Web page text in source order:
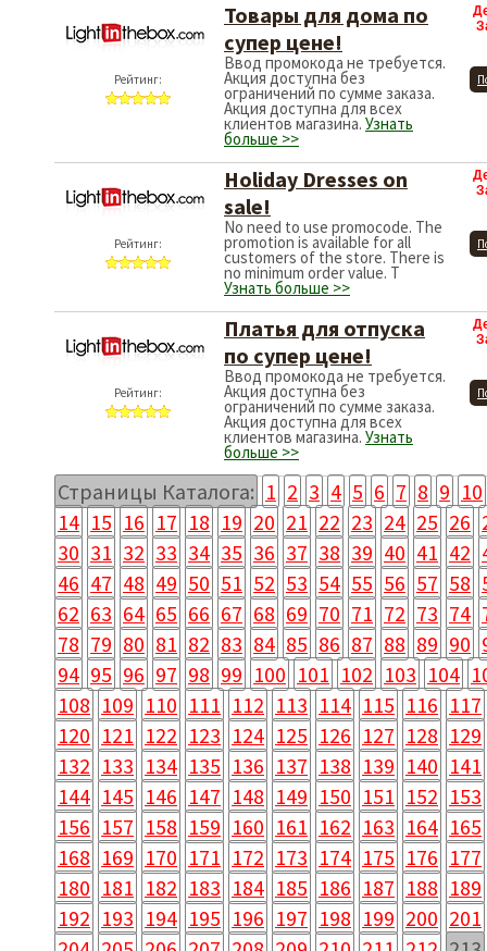
Рейтинг:
Товары для дома по
супер цене!
Ввод промокода не требуется.
Акция доступна без
ограничений по сумме заказа.
Акция доступна для всех
клиентов магазина. Узнать
больше >>
Рейтинг:
Holiday Dresses on
sale!
No need to use promocode. The
promotion is available for all
customers of the store. There is
no minimum order value. T
Узнать больше >>
Рейтинг:
Платья для отпуска
по супер цене!
Ввод промокода не требуется.
Акция доступна без
ограничений по сумме заказа.
Акция доступна для всех
клиентов магазина. Узнать
больше >>
Страницы Каталога: 1 2 3 4 5 6 7 8 9 10
14 15 16 17 18 19 20 21 22 23 24 25 26
30 31 32 33 34 35 36 37 38 39 40 41 42
46 47 48 49 50 51 52 53 54 55 56 57 58
62 63 64 65 66 67 68 69 70 71 72 73 74
78 79 80 81 82 83 84 85 86 87 88 89 90
94 95 96 97 98 99 100 101 102 103 104
108 109 110 111 112 113 114 115 116 117
120 121 122 123 124 125 126 127 128 129
132 133 134 135 136 137 138 139 140 141
144 145 146 147 148 149 150 151 152 153
156 157 158 159 160 161 162 163 164 165
168 169 170 171 172 173 174 175 176 177
180 181 182 183 184 185 186 187 188 189
192 193 194 195 196 197 198 199 200 201